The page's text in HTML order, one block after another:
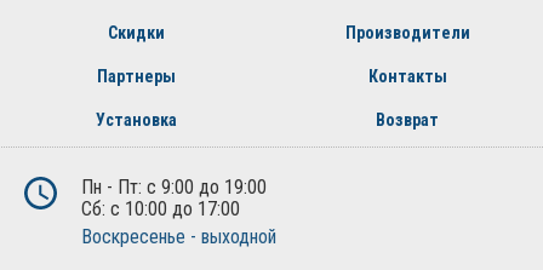
Скидки Производители
Партнеры Контакты
Установка Возврат
Пн - Пт: с 9:00 до 19:00
Сб: с 10:00 до 17:00
Воскресенье - выходной